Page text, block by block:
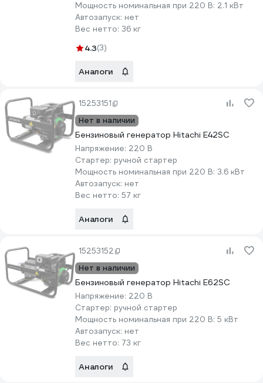
Мощность номинальная при 220 В: 2.1 кВт
Автозапуск: нет
Вес нетто: 36 кг
4.3(3)
Аналоги
15253151
Нет в наличии
Бензиновый генератор Hitachi E42SC
Напряжение: 220 В
Стартер: ручной стартер
Мощность номинальная при 220 В: 3.6 кВт
Автозапуск: нет
Вес нетто: 57 кг
Аналоги
15253152
Нет в наличии
Бензиновый генератор Hitachi E62SC
Напряжение: 220 В
Стартер: ручной стартер
Мощность номинальная при 220 В: 5 кВт
Автозапуск: нет
Вес нетто: 73 кг
Аналоги